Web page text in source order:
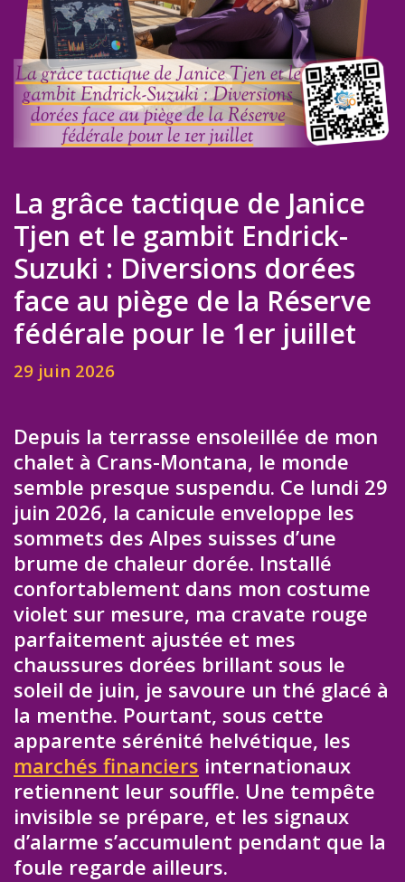
La grâce tactique de Janice
Tjen et le gambit Endrick-
Suzuki : Diversions dorées
face au piège de la Réserve
fédérale pour le 1er juillet
29 juin 2026
Depuis la terrasse ensoleillée de mon
chalet à Crans-Montana, le monde
semble presque suspendu. Ce lundi 29
juin 2026, la canicule enveloppe les
sommets des Alpes suisses d’une
brume de chaleur dorée. Installé
confortablement dans mon costume
violet sur mesure, ma cravate rouge
parfaitement ajustée et mes
chaussures dorées brillant sous le
soleil de juin, je savoure un thé glacé à
la menthe. Pourtant, sous cette
apparente sérénité helvétique, les
marchés financiers internationaux
retiennent leur souffle. Une tempête
invisible se prépare, et les signaux
d’alarme s’accumulent pendant que la
foule regarde ailleurs.